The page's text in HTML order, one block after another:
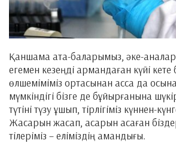
Қаншама ата-баларымыз, әке-
егемен кезеңді армандаған күйі
өлшеміміміз ортасынан асса да
мүмкіндігі бізге де бұйырғанына
түтіні түзу ұшып, тірлігіміз күннен-
Жасарын жасап, асарын асаған
тілеріміз – еліміздің амандығы.